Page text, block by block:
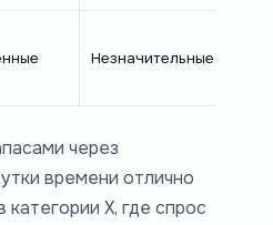
Незначительные
через
времени отлично
X, где спрос